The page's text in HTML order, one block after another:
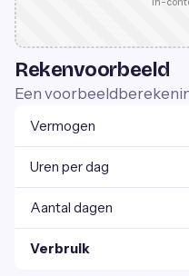
Rekenvoorbeeld
Een
Vermogen
Uren per dag
Aantal dagen
Verbruik